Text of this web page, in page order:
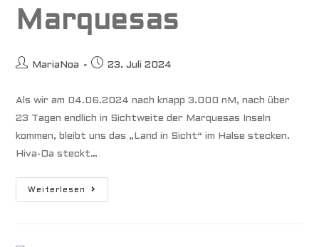
Marquesas
Beitrags-
MariaNoa
Beitrag23. Juli 2024
Als wir am 04.06.2024 nach knapp 3.000 nM, nach über
23 Tagen endlich in Sichtweite der Marquesas Inseln
kommen, bleibt uns das „Land in Sicht“ im Halse stecken.
Hiva-Oa steckt…
Weiterlesen Marquesas